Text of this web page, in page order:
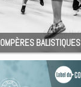
BALISTIQUES